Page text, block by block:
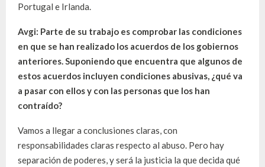
Portugal e Irlanda.
Avgi: Parte de su trabajo es comprobar las condiciones
en que se han realizado los acuerdos de los gobiernos
anteriores. Suponiendo que encuentra que algunos de
estos acuerdos incluyen condiciones abusivas, ¿qué va
a pasar con ellos y con las personas que los han
contraído?
Vamos a llegar a conclusiones claras, con
responsabilidades claras respecto al abuso. Pero hay
separación de poderes, y será la justicia la que decida qué